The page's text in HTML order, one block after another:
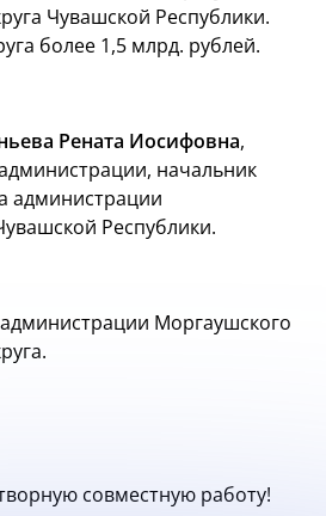
Чувашской Республики.
более 1,5 млрд. рублей.
Рената Иосифовна,
начальник
администрации
Республики.
администрации Моргаушского
совместную работу!